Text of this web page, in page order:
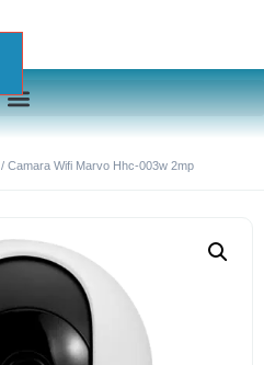
/ Camara Wifi Marvo Hhc-003w 2mp